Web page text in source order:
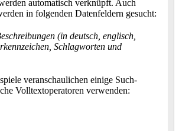
automatisch verknüpft. Auch
in folgenden Datenfeldern gesucht:
(in deutsch, englisch,
Schlagworten und
veranschaulichen einige Such-
Volltextoperatoren verwenden: